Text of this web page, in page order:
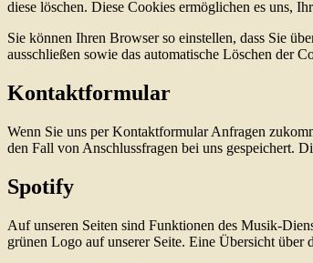
diese löschen. Diese Cookies ermöglichen es uns,
Sie können Ihren Browser so einstellen, dass Sie
ausschließen sowie das automatische Löschen der
Kontaktformular
Wenn Sie uns per Kontaktformular Anfragen
den Fall von Anschlussfragen bei uns gespeichert.
Spotify
Auf unseren Seiten sind Funktionen des Musik-
grünen Logo auf unserer Seite. Eine Übersicht